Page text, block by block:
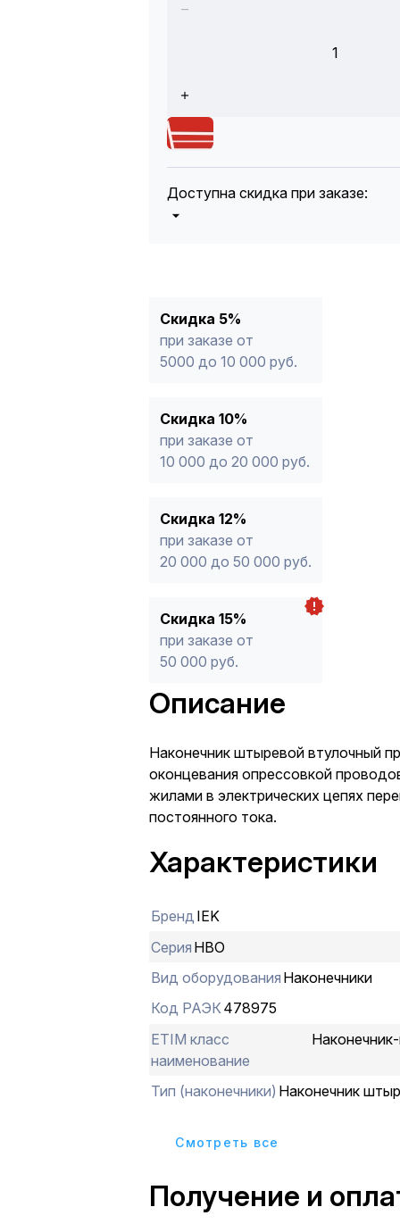
1
Доступна скидка при заказе:
* -Для заказов, состоящих
продукции, максимальная скидка
Скидка 5%
при заказе от
5000 до 10 000 руб.
Скидка 10%
при заказе от
10 000 до 20 000 руб.
Скидка 12%
при заказе от
20 000 до 50 000 руб.
Скидка 15%
при заказе от
50 000 руб.
Описание
Наконечник штыревой втулочный
оконцевания опрессовкой
жилами в электрических цепях
постоянного тока.
Характеристики
Бренд IEK
Серия НВО
Вид оборудования Наконечники
Код РАЭК478975
ETIM класс
наименование
Тип (наконечники) Наконечник
Cмотреть все
Получение и